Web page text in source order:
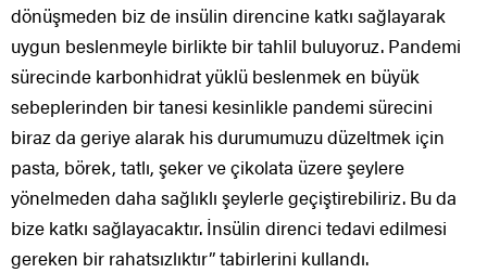
dönüşmeden biz de insülin direncine katkı sağlayarak
uygun beslenmeyle birlikte bir tahlil buluyoruz. Pandemi
sürecinde karbonhidrat yüklü beslenmek en büyük
sebeplerinden bir tanesi kesinlikle pandemi sürecini
biraz da geriye alarak his durumumuzu düzeltmek için
pasta, börek, tatlı, şeker ve çikolata üzere şeylere
yönelmeden daha sağlıklı şeylerle geçiştirebiliriz. Bu da
bize katkı sağlayacaktır. İnsülin direnci tedavi edilmesi
gereken bir rahatsızlıktır” tabirlerini kullandı.